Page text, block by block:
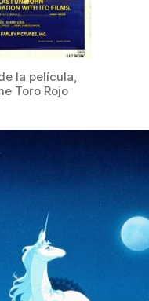
la película,
Toro Rojo